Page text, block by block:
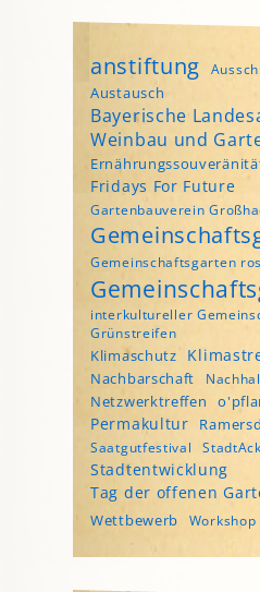
anstiftung
Austausch
Bayerische
Weinbau und
Fridays For Future
Gartenbauverein
Gemeinschaftsgarten
interkultureller
Grünstreifen
Klimaschutz
Nachbarschaft
Netzwerktreffen
Permakultur
Saatgutfestival
Stadtentwicklung
Tag der offenen
Wettbewerb Workshop